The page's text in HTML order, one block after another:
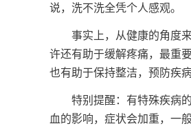
说，洗不洗全凭个人感观。
事实上，从健康的角度来
许还有助于缓解疼痛，最重
也有助于保持整洁，预防疾病
特别提醒：有特殊疾病的
血的影响，症状会加重，一